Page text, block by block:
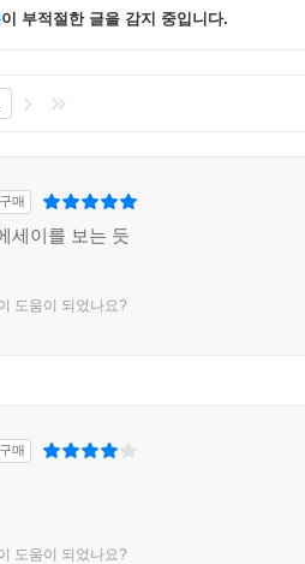
이 부적절한 글을 감지 중입니다.
구매
세이를 보는 듯
도움이 되었나요?
구매
도움이 되었나요?